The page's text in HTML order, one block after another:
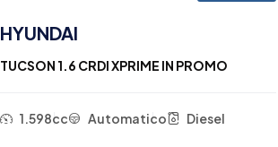
HYUNDAI
TUCSON 1.6 CRDI XPRIME IN PROMO
1.598cc Automatico Diesel